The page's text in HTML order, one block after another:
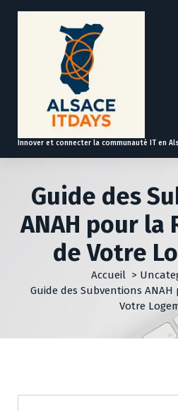
t
Innover et connecter la communauté IT en
Guide des
ANAH pour la
de Votre
Accueil >
Guide des Subventions
Votre